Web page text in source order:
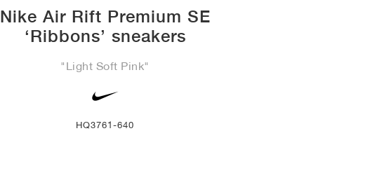
Nike Air Rift Premium SE
‘Ribbons’ sneakers
"Light Soft Pink"
HQ3761-640